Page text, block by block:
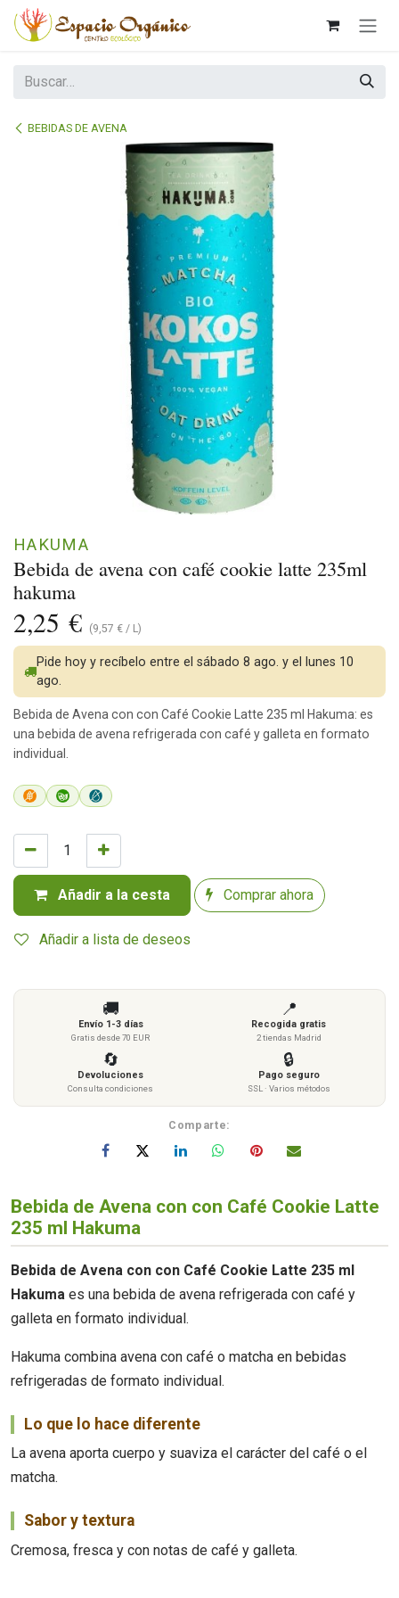
Ir al contenido
BEBIDAS DE AVENA
Bebida de avena con café cookie latte 235ml
hakuma
HAKUMA
2,25 € (9,57 € / L )
Añadir a la cesta Comprar ahora
Añadir a lista de deseos
Pide hoy y recíbelo entre el sábado 8 ago. y el lunes 10
ago.
Bebida de Avena con con Café Cookie Latte 235 ml Hakuma: es
una bebida de avena refrigerada con café y galleta en formato
individual.
🚚
Envío 1-3 días
Gratis desde 70 EUR
📍
Recogida gratis
2 tiendas Madrid
🔄
Devoluciones
Consulta condiciones
🔒
Pago seguro
SSL · Varios métodos
Comparte:
Bebida de Avena con con Café Cookie Latte
235 ml Hakuma
Bebida de Avena con con Café Cookie Latte 235 ml
Hakuma es una bebida de avena refrigerada con café y
galleta en formato individual.
Hakuma combina avena con café o matcha en bebidas
refrigeradas de formato individual.
Lo que lo hace diferente
La avena aporta cuerpo y suaviza el carácter del café o el
matcha.
Sabor y textura
Cremosa, fresca y con notas de café y galleta.